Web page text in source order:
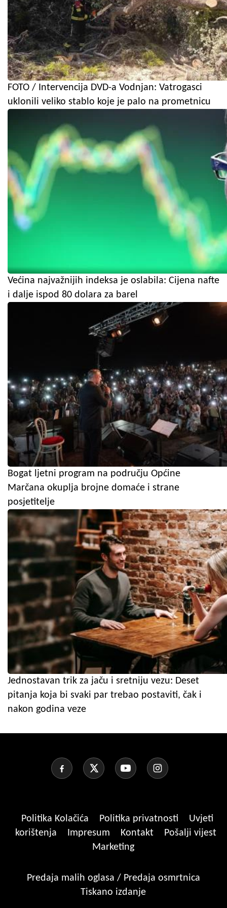
FOTO / Intervencija DVD-a Vodnjan: Vatrogasci
uklonili veliko stablo koje je palo na prometnicu
Većina najvažnijih indeksa je oslabila: Cijena nafte
i dalje ispod 80 dolara za barel
Bogat ljetni program na području Općine
Marčana okuplja brojne domaće i strane
posjetitelje
Jednostavan trik za jaču i sretniju vezu: Deset
pitanja koja bi svaki par trebao postaviti, čak i
nakon godina veze
Politika Kolačića Politika privatnosti
Uvjeti
korištenja
Impresum Kontakt
Pošalji vijest
Marketing
Predaja malih oglasa / Predaja osmrtnica
Tiskano izdanje